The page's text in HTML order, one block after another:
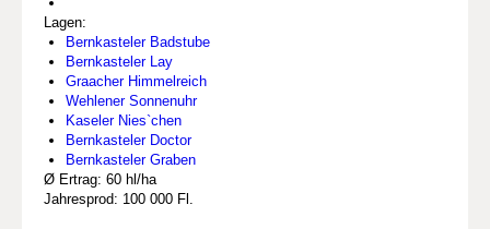
Lagen:
Bernkasteler Badstube
Bernkasteler Lay
Graacher Himmelreich
Wehlener Sonnenuhr
Kaseler Nies`chen
Bernkasteler Doctor
Bernkasteler Graben
Ø Ertrag: 60 hl/ha
Jahresprod: 100 000 Fl.